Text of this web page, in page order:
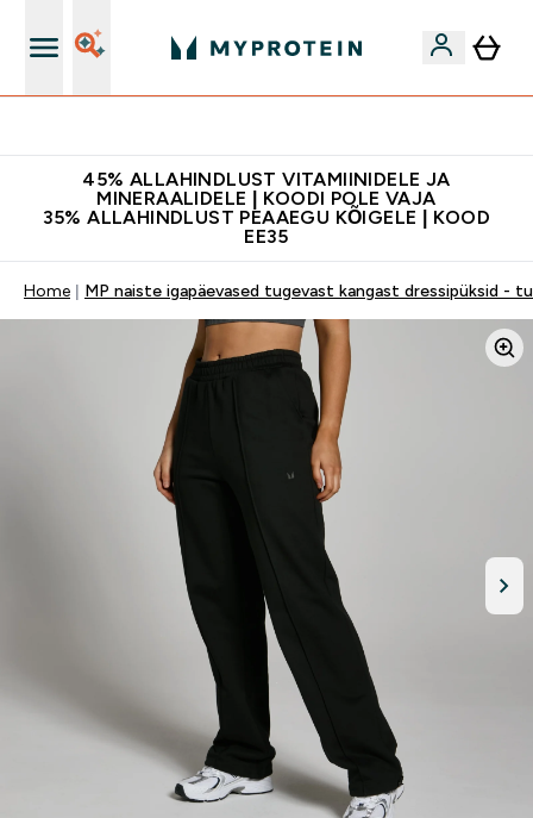
45% ALLAHINDLUST VITAMIINIDELE JA
MINERAALIDELE | KOODI POLE VAJA
35% ALLAHINDLUST PEAAEGU KÕIGELE | KOOD
EE35
Home MP naiste igapäevased tugevast kangast dressipüksid -